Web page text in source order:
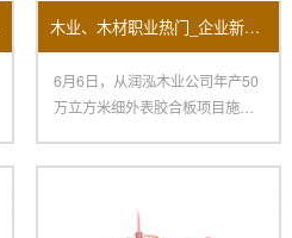
木业、木材职业热门_企业新闻-木业网
6月6日，从润泓木业公司年产50
万立方米细外表胶合板项目施工